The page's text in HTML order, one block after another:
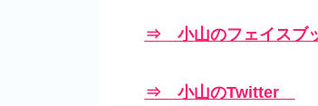
⇒ 小山のフェイスブ
⇒ 小山のTwitter